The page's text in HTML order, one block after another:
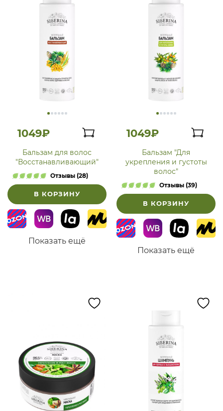
1049₽
Бальзам для волос
"Восстанавливающий"
Отзывы (28)
В КОРЗИНУ
Показать ещё
1049₽
Бальзам "Для
укрепления и густоты
волос"
Отзывы (39)
В КОРЗИНУ
Показать ещё